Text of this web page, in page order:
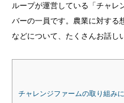
ループが運営している「チャレ
バーの一員です。農業に対する
などについて、たくさんお話し
チャレンジファームの取り組み